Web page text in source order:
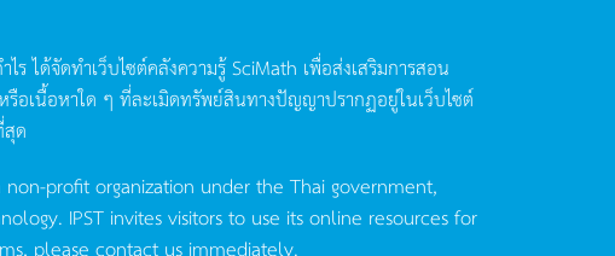
ไรได้จัดทำเว็บไซต์คลังความรู้SciMath เพื่อส่งเสริมการสอน
อเนื้อหาใด ๆ ที่ละเมิดทรัพย์สินทางปัญญาปรากฏอยู่ในเว็บไซต์
สุด
profit organization under the Thai government,
IPST invites visitors to use its online resources for
please contact us immediately.